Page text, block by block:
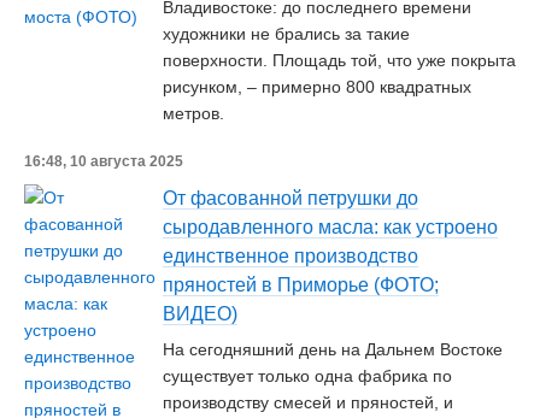
Владивостоке: до последнего времени
художники не брались за такие
поверхности. Площадь той, что уже покрыта
рисунком, – примерно 800 квадратных
метров.
16:48, 10 августа 2025
От фасованной петрушки до
сыродавленного масла: как устроено
единственное производство
пряностей в Приморье (ФОТО;
ВИДЕО)
На сегодняшний день на Дальнем Востоке
существует только одна фабрика по
производству смесей и пряностей, и